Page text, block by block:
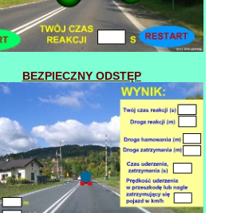
BEZPIECZNY ODSTĘP